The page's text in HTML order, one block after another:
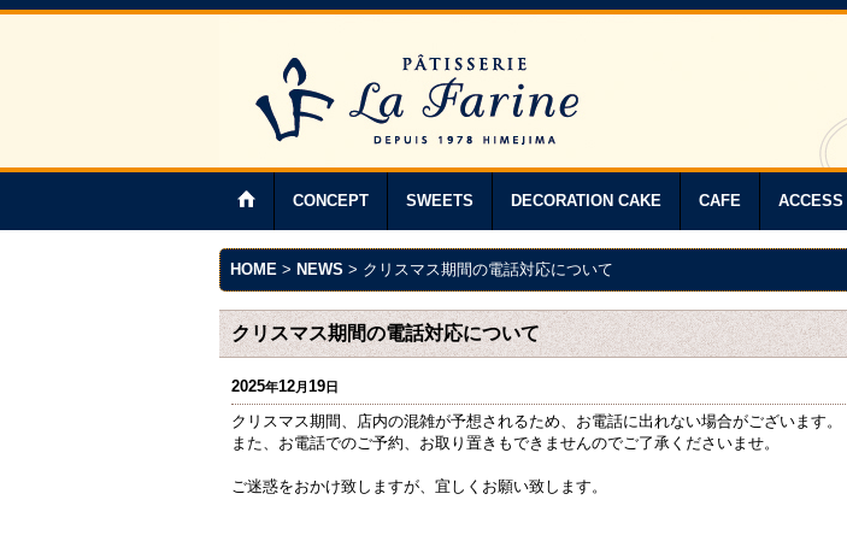
CONCEPT SWEETS DECORATION CAKE CAFE ACCESS
HOME > NEWS > クリスマス期間の電話対応について
クリスマス期間の電話対応について
2025年12月19日
クリスマス期間、店内の混雑が予想されるため、お電話に出れない場合がございます。
また、お電話でのご予約、お取り置きもできませんのでご了承くださいませ。
ご迷惑をおかけ致しますが、宜しくお願い致します。